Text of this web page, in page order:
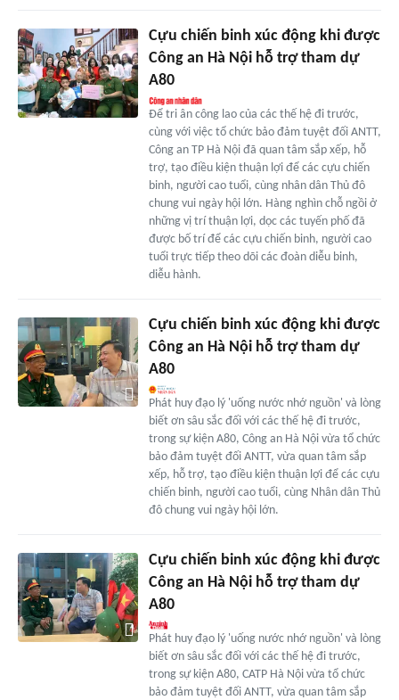
Cựu chiến binh xúc động khi được
Công an Hà Nội hỗ trợ tham dự
A80
Để tri ân công lao của các thế hệ đi trước,
cùng với việc tổ chức bảo đảm tuyệt đối ANTT,
Công an TP Hà Nội đã quan tâm sắp xếp, hỗ
trợ, tạo điều kiện thuận lợi để các cựu chiến
binh, người cao tuổi, cùng nhân dân Thủ đô
chung vui ngày hội lớn. Hàng nghìn chỗ ngồi ở
những vị trí thuận lợi, dọc các tuyến phố đã
được bố trí để các cựu chiến binh, người cao
tuổi trực tiếp theo dõi các đoàn diễu binh,
diễu hành.
Cựu chiến binh xúc động khi được
Công an Hà Nội hỗ trợ tham dự
A80
Phát huy đạo lý 'uống nước nhớ nguồn' và lòng
biết ơn sâu sắc đối với các thế hệ đi trước,
trong sự kiện A80, Công an Hà Nội vừa tổ chức
bảo đảm tuyệt đối ANTT, vừa quan tâm sắp
xếp, hỗ trợ, tạo điều kiện thuận lợi để các cựu
chiến binh, người cao tuổi, cùng Nhân dân Thủ
đô chung vui ngày hội lớn.
Cựu chiến binh xúc động khi được
Công an Hà Nội hỗ trợ tham dự
A80
Phát huy đạo lý 'uống nước nhớ nguồn' và lòng
biết ơn sâu sắc đối với các thế hệ đi trước,
trong sự kiện A80, CATP Hà Nội vừa tổ chức
bảo đảm tuyệt đối ANTT, vừa quan tâm sắp